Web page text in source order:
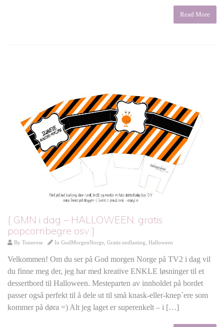
Read More
{ GMN i dag – HALLOWEEN; gratis
popcornbegre osv }
By Tonerose In GodMorgenNorge Gratis nedlasting Halloween
Velkommen! Om du ser på God morgen Norge på TV2 i dag vil
du finne meg der, jeg har med kreative ENKLE løsninger til et
dessertbord til Halloween. Mesteparten av innholdet på bordet
passer også perfekt til å dele ut til små knask-eller-knep´ere som
kommer på døra =) Alt jeg laget er superenkelt – i […]